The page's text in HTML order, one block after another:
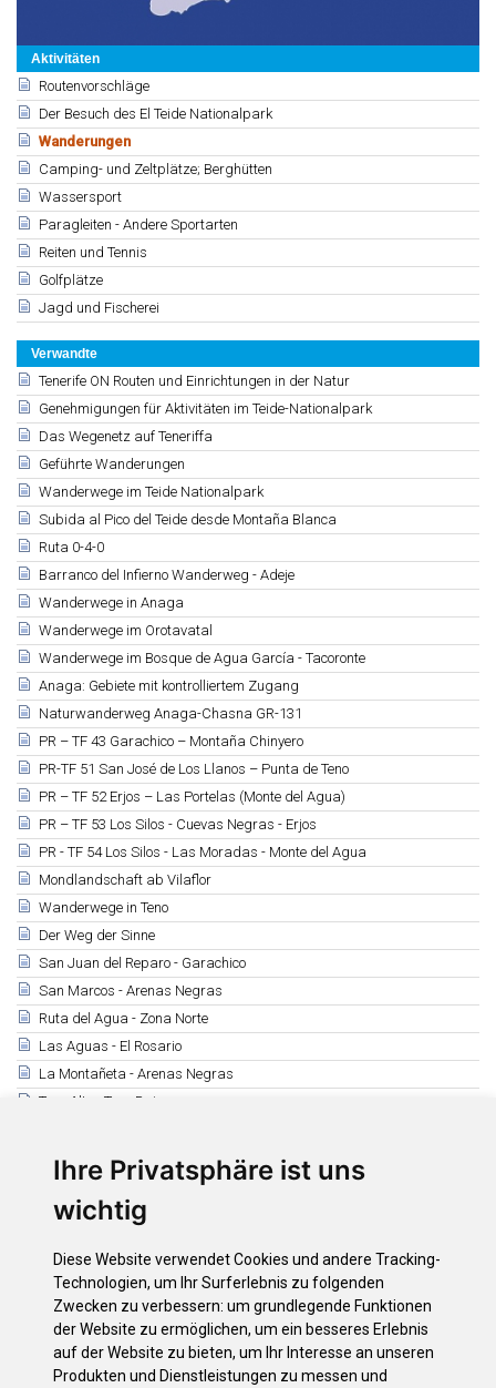
Ihre Privatsphäre ist uns
wichtig
Diese Website verwendet Cookies und andere Tracking-
Technologien, um Ihr Surferlebnis zu folgenden
Zwecken zu verbessern: um grundlegende Funktionen
der Website zu ermöglichen, um ein besseres Erlebnis
auf der Website zu bieten, um Ihr Interesse an unseren
Produkten und Dienstleistungen zu messen und
Aktivitäten
Routenvorschläge
Der Besuch des El Teide Nationalpark
Wanderungen
Camping- und Zeltplätze; Berghütten
Wassersport
Paragleiten - Andere Sportarten
Reiten und Tennis
Golfplätze
Jagd und Fischerei
Verwandte
Tenerife ON Routen und Einrichtungen in der Natur
Genehmigungen für Aktivitäten im Teide-Nationalpark
Das Wegenetz auf Teneriffa
Geführte Wanderungen
Wanderwege im Teide Nationalpark
Subida al Pico del Teide desde Montaña Blanca
Ruta 0-4-0
Barranco del Infierno Wanderweg - Adeje
Wanderwege in Anaga
Wanderwege im Orotavatal
Wanderwege im Bosque de Agua García - Tacoronte
Anaga: Gebiete mit kontrolliertem Zugang
Naturwanderweg Anaga-Chasna GR-131
PR – TF 43 Garachico – Montaña Chinyero
PR-TF 51 San José de Los Llanos – Punta de Teno
PR – TF 52 Erjos – Las Portelas (Monte del Agua)
PR – TF 53 Los Silos - Cuevas Negras - Erjos
PR - TF 54 Los Silos - Las Moradas - Monte del Agua
Mondlandschaft ab Vilaflor
Wanderwege in Teno
Der Weg der Sinne
San Juan del Reparo - Garachico
San Marcos - Arenas Negras
Ruta del Agua - Zona Norte
Las Aguas - El Rosario
La Montañeta - Arenas Negras
Teno Alto - Teno Bajo
Roque del Conde
Tamaide
Montaña Roja - Montaña Pelada
Ruta de los Peregrinos
Observación de Aves
Downloads